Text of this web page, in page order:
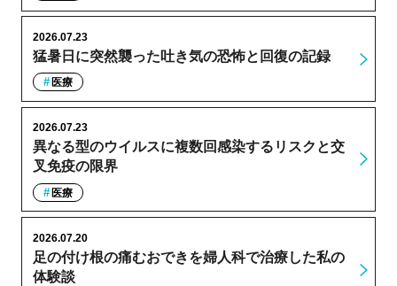
猛暑日に突然襲った吐き気の恐怖と回復の記録
2026.07.23
医療
異なる型のウイルスに複数回感染するリスクと交
叉免疫の限界
2026.07.23
医療
足の付け根の痛むおできを婦人科で治療した私の
体験談
2026.07.20